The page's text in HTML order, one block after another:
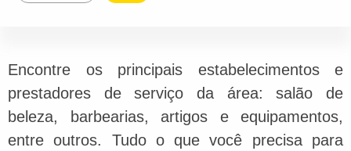
Encontre os principais estabelecimentos e
prestadores de serviço da área: salão de
beleza, barbearias, artigos e equipamentos,
entre outros. Tudo o que você precisa para